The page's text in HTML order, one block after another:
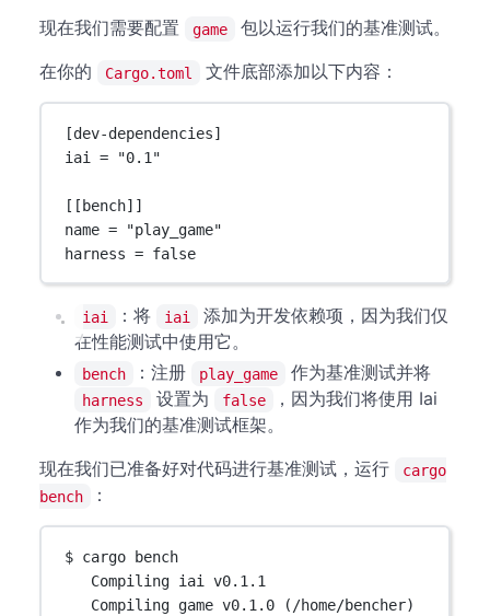
现在我们需要配置 game
包以运行我们的基准测试。
在你的
Cargo.toml 文件底部添加以下内容：
[dev-dependencies]
iai =
"0.1"
[[ bench]]
name =
"play_game"
harness = false
iai ：将 iai
添加为开发依赖项，因为我们仅
在性能测试中使用它。
bench ：注册 play_game 作为基准测试并将
harness 设置为 false
，因为我们将使用 Iai
作为我们的基准测试框架。
现在我们已准备好对代码进行基准测试，运行
cargo
bench
：
$ cargo bench
Compiling iai v0.1.1
Compiling game v0.1.0 (/home/bencher)